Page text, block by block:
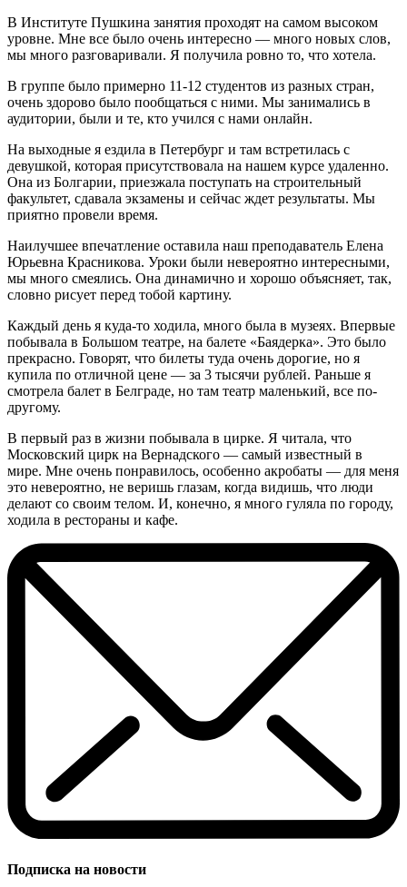
В Институте Пушкина занятия проходят на самом высоком
уровне. Мне все было очень интересно — много новых слов,
мы много разговаривали. Я получила ровно то, что хотела.
В группе было примерно 11-12 студентов из разных стран,
очень здорово было пообщаться с ними. Мы занимались в
аудитории, были и те, кто учился с нами онлайн.
На выходные я ездила в Петербург и там встретилась с
девушкой, которая присутствовала на нашем курсе удаленно.
Она из Болгарии, приезжала поступать на строительный
факультет, сдавала экзамены и сейчас ждет результаты. Мы
приятно провели время.
Наилучшее впечатление оставила наш преподаватель Елена
Юрьевна Красникова. Уроки были невероятно интересными,
мы много смеялись. Она динамично и хорошо объясняет, так,
словно рисует перед тобой картину.
Каждый день я куда-то ходила, много была в музеях. Впервые
побывала в Большом театре, на балете «Баядерка». Это было
прекрасно. Говорят, что билеты туда очень дорогие, но я
купила по отличной цене — за 3 тысячи рублей. Раньше я
смотрела балет в Белграде, но там театр маленький, все по-
другому.
В первый раз в жизни побывала в цирке. Я читала, что
Московский цирк на Вернадского — самый известный в
мире. Мне очень понравилось, особенно акробаты — для меня
это невероятно, не веришь глазам, когда видишь, что люди
делают со своим телом. И, конечно, я много гуляла по городу,
ходила в рестораны и кафе.
Подписка на новости